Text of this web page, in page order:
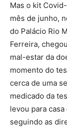
Mas o kit
mês de junho,
do Palácio Rio
Ferreira,
mal-estar da
momento do
cerca de uma
medicado da
levou para
seguindo as